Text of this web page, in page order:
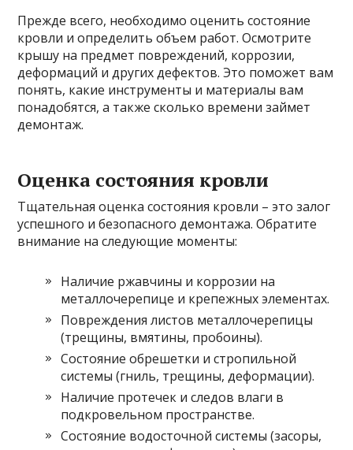
Прежде всего, необходимо оценить состояние
кровли и определить объем работ. Осмотрите
крышу на предмет повреждений, коррозии,
деформаций и других дефектов. Это поможет вам
понять, какие инструменты и материалы вам
понадобятся, а также сколько времени займет
демонтаж.
Оценка состояния кровли
Тщательная оценка состояния кровли – это залог
успешного и безопасного демонтажа. Обратите
внимание на следующие моменты:
Наличие ржавчины и коррозии на
металлочерепице и крепежных элементах.
Повреждения листов металлочерепицы
(трещины, вмятины, пробоины).
Состояние обрешетки и стропильной
системы (гниль, трещины, деформации).
Наличие протечек и следов влаги в
подкровельном пространстве.
Состояние водосточной системы (засоры,